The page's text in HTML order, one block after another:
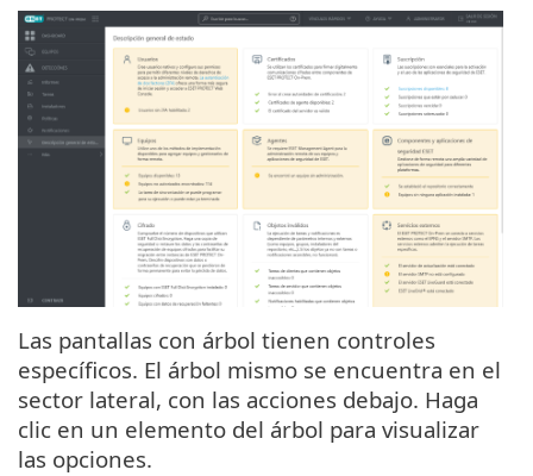
Las pantallas con árbol tienen controles
específicos. El árbol mismo se encuentra en el
sector lateral, con las acciones debajo. Haga
clic en un elemento del árbol para visualizar
las opciones.